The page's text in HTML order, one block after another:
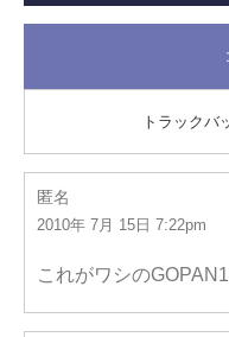
トラックバ
匿名
2010年 7月 15日 7:22pm
これがワシの